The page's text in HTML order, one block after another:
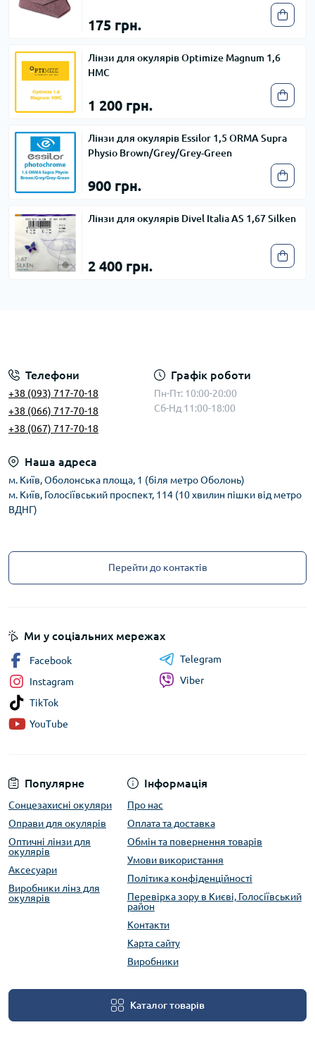
175 грн.
Лінзи для окулярів Optimize Magnum 1,6
HMC
1 200 грн.
Лінзи для окулярів Essilor 1,5 ORMA Supra
Physio Brown/Grey/Grey-Green
900 грн.
Лінзи для окулярів Divel Italia AS 1,67 Silken
2 400 грн.
Телефони
+38 (093) 717-70-18
+38 (066) 717-70-18
+38 (067) 717-70-18
Графік роботи
Пн-Пт: 10:00-20:00
Сб-Нд 11:00-18:00
Наша адреса
м. Київ, Оболонська площа, 1 (біля метро Оболонь)
м. Київ, Голосіївський проспект, 114 (10 хвилин пішки від метро
ВДНГ)
Перейти до контактів
Популярне
Сонцезахисні окуляри
Оправи для окулярів
Оптичні лінзи для
окулярів
Аксесуари
Виробники лінз для
окулярів
Інформація
Про нас
Оплата та доставка
Обмін та повернення товарів
Умови використання
Політика конфіденційності
Перевірка зору в Києві, Голосіївський
район
Контакти
Карта сайту
Виробники
Каталог товарів
Ми у соціальних мережах
Facebook
Instagram
TikTok
YouTube
Telegram
Viber